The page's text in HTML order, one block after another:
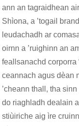
ann an tagraidhean
Shìona, a ’togail
leudachadh ar
oirnn a ’ruighinn an
feallsanachd
ceannach agus dèan
’cheann thall, tha
do riaghladh dealain
stiùiriche aig ìre